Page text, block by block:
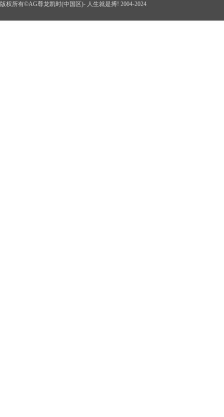
版权所有©AG尊龙凯时(中国区)- 人生就是搏! 2004-2024